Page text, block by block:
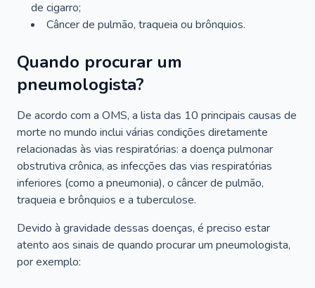
de cigarro;
Câncer de pulmão, traqueia ou brônquios.
Quando procurar um
pneumologista?
De acordo com a OMS, a lista das 10 principais causas de
morte no mundo inclui várias condições diretamente
relacionadas às vias respiratórias: a doença pulmonar
obstrutiva crônica, as infecções das vias respiratórias
inferiores (como a pneumonia), o câncer de pulmão,
traqueia e brônquios e a tuberculose.
Devido à gravidade dessas doenças, é preciso estar
atento aos sinais de quando procurar um pneumologista,
por exemplo: